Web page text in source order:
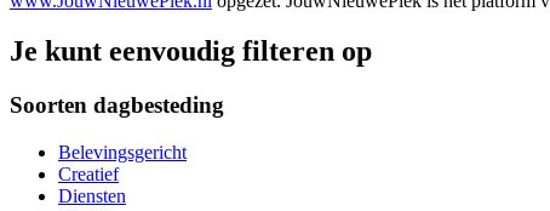
Je kunt eenvoudig filteren op
Soorten dagbesteding
Belevingsgericht
Creatief
Diensten